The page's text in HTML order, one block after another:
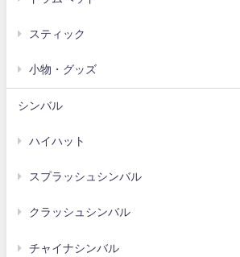
スティック
小物・グッズ
シンバル
ハイハット
スプラッシュシンバル
クラッシュシンバル
チャイナシンバル